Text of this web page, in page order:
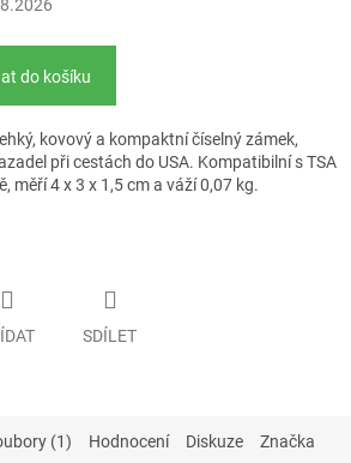
do košíku
kovový a kompaktní číselný zámek,
při cestách do USA. Kompatibilní s TSA
měří 4 x 3 x 1,5 cm a váží 0,07 kg.
SDÍLET
(1) Hodnocení Diskuze Značka